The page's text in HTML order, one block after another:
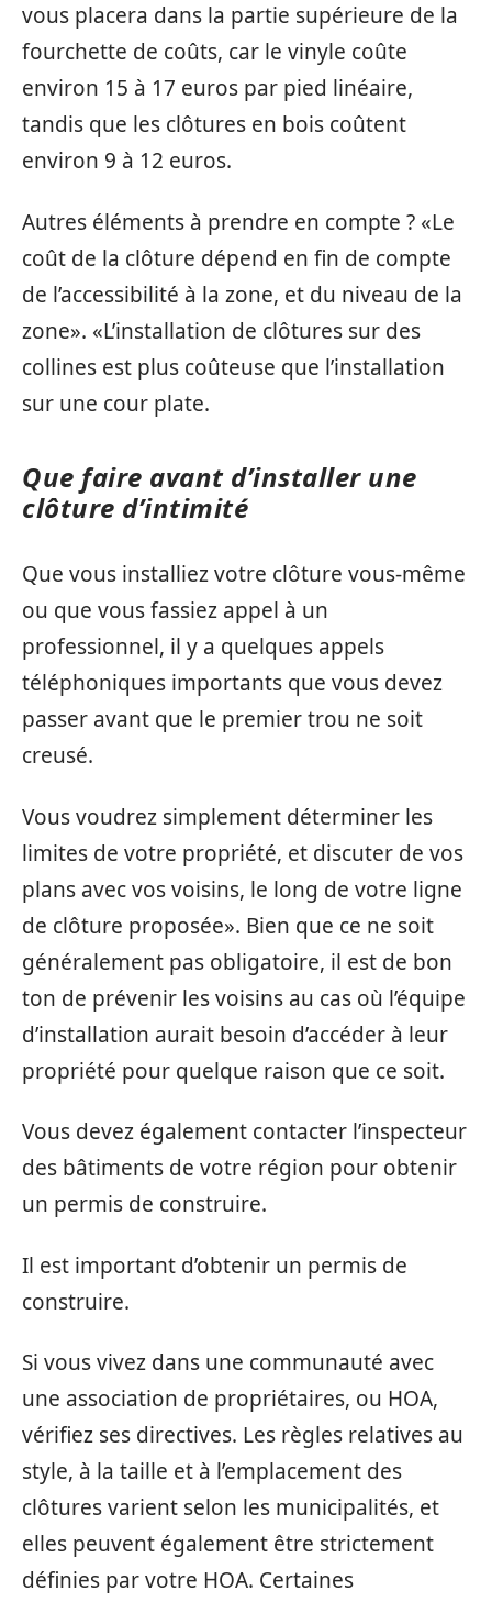
vous placera dans la partie supérieure de la
fourchette de coûts, car le vinyle coûte
environ 15 à 17 euros par pied linéaire,
tandis que les clôtures en bois coûtent
environ 9 à 12 euros.
Autres éléments à prendre en compte ? «Le
coût de la clôture dépend en fin de compte
de l’accessibilité à la zone, et du niveau de la
zone». «L’installation de clôtures sur des
collines est plus coûteuse que l’installation
sur une cour plate.
Que faire avant d’installer une
clôture d’intimité
Que vous installiez votre clôture vous-même
ou que vous fassiez appel à un
professionnel, il y a quelques appels
téléphoniques importants que vous devez
passer avant que le premier trou ne soit
creusé.
Vous voudrez simplement déterminer les
limites de votre propriété, et discuter de vos
plans avec vos voisins, le long de votre ligne
de clôture proposée». Bien que ce ne soit
généralement pas obligatoire, il est de bon
ton de prévenir les voisins au cas où l’équipe
d’installation aurait besoin d’accéder à leur
propriété pour quelque raison que ce soit.
Vous devez également contacter l’inspecteur
des bâtiments de votre région pour obtenir
un permis de construire.
Il est important d’obtenir un permis de
construire.
Si vous vivez dans une communauté avec
une association de propriétaires, ou HOA,
vérifiez ses directives. Les règles relatives au
style, à la taille et à l’emplacement des
clôtures varient selon les municipalités, et
elles peuvent également être strictement
définies par votre HOA. Certaines